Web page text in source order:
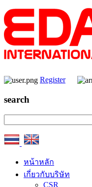
Register
search
หน้าหลัก
เกี่ยวกับบริษัท
CSR